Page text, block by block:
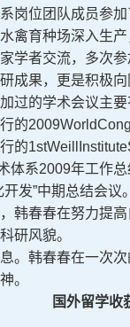
岗位团队成员参
禽育种场深入生产
者交流，多次参
成果，更是积极
过的学术会议主
的
的
体系2009年工作
发”中期总结会
韩春春在努力提
研风貌。
韩春春在一次次
。
国外留学收